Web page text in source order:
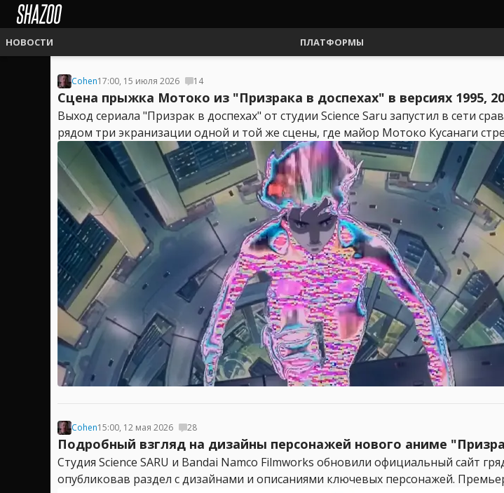
НОВОСТИ ПЛАТФОРМЫ
Cohen17:00, 15 июля 2026 14
Сцена прыжка Мотоко из "Призрака в доспехах" в версиях 1995,
Выход сериала "Призрак в доспехах" от студии Science Saru запустил в сети
рядом три экранизации одной и той же сцены, где майор Мотоко Кусанаги
Cohen15:00, 12 мая 2026 28
Подробный взгляд на дизайны персонажей нового аниме
Студия Science SARU и Bandai Namco Filmworks обновили официальный сайт
опубликовав раздел с дизайнами и описаниями ключевых персонажей.